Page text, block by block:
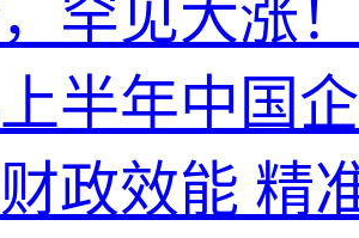
罕见大涨！
半年中国
政效能 精